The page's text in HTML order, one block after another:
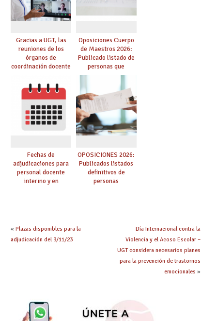
Gracias a UGT, las
reuniones de los
órganos de
coordinación docente
de manera
telemática, sin exigir
presencialidad en el
centro
Oposiciones Cuerpo
de Maestros 2026:
Publicado listado de
personas que
adquieren nueva
especialidad
Fechas de
adjudicaciones para
personal docente
interino y en
OPOSICIONES 2026:
Publicados listados
definitivos de
personas
« Plazas disponibles para la
adjudicación del 3/11/23
Día Internacional contra la
Violencia y el Acoso Escolar –
UGT considera necesarios planes
para la prevención de trastornos
emocionales »